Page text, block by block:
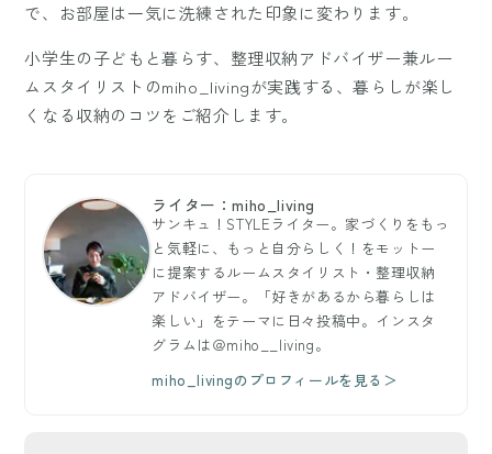
で、お部屋は一気に洗練された印象に変わります。
小学生の子どもと暮らす、整理収納アドバイザー兼ルー
ムスタイリストのmiho_livingが実践する、暮らしが楽し
くなる収納のコツをご紹介します。
ライター：miho_living
サンキュ！STYLEライター。家づくりをもっ
と気軽に、もっと自分らしく！をモットー
に提案するルームスタイリスト・整理収納
アドバイザー。「好きがあるから暮らしは
楽しい」をテーマに日々投稿中。インスタ
グラムは＠miho__living。
miho_livingのプロフィールを見る＞